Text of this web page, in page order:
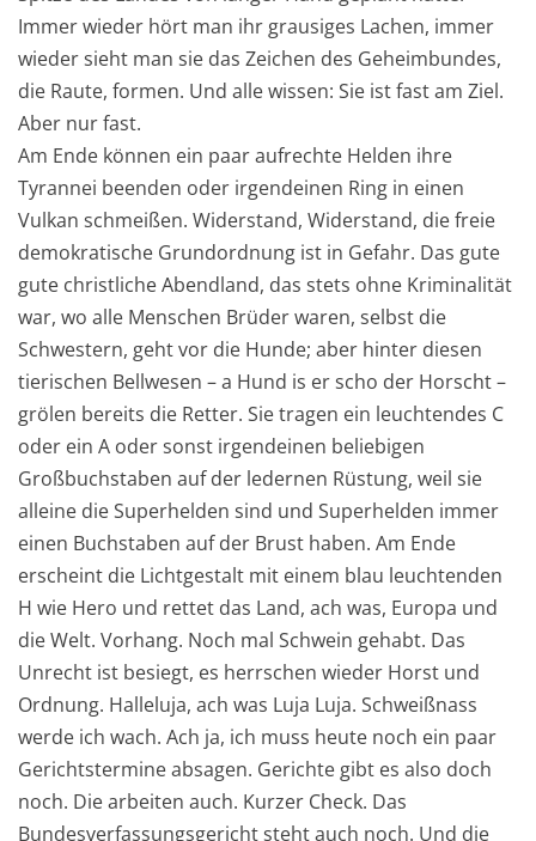
Immer wieder hört man ihr grausiges Lachen, immer
wieder sieht man sie das Zeichen des Geheimbundes,
die Raute, formen. Und alle wissen: Sie ist fast am Ziel.
Aber nur fast.
Am Ende können ein paar aufrechte Helden ihre
Tyrannei beenden oder irgendeinen Ring in einen
Vulkan schmeißen. Widerstand, Widerstand, die freie
demokratische Grundordnung ist in Gefahr. Das gute
gute christliche Abendland, das stets ohne Kriminalität
war, wo alle Menschen Brüder waren, selbst die
Schwestern, geht vor die Hunde; aber hinter diesen
tierischen Bellwesen – a Hund is er scho der Horscht –
grölen bereits die Retter. Sie tragen ein leuchtendes C
oder ein A oder sonst irgendeinen beliebigen
Großbuchstaben auf der ledernen Rüstung, weil sie
alleine die Superhelden sind und Superhelden immer
einen Buchstaben auf der Brust haben. Am Ende
erscheint die Lichtgestalt mit einem blau leuchtenden
H wie Hero und rettet das Land, ach was, Europa und
die Welt. Vorhang. Noch mal Schwein gehabt. Das
Unrecht ist besiegt, es herrschen wieder Horst und
Ordnung. Halleluja, ach was Luja Luja. Schweißnass
werde ich wach. Ach ja, ich muss heute noch ein paar
Gerichtstermine absagen. Gerichte gibt es also doch
noch. Die arbeiten auch. Kurzer Check. Das
Bundesverfassungsgericht steht auch noch. Und die